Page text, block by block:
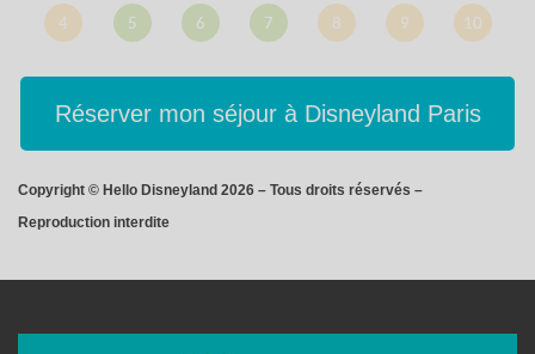
4 5 6 7 8 9 10
Réserver mon séjour à Disneyland Paris
Copyright © Hello Disneyland 2026 – Tous droits réservés –
Reproduction interdite